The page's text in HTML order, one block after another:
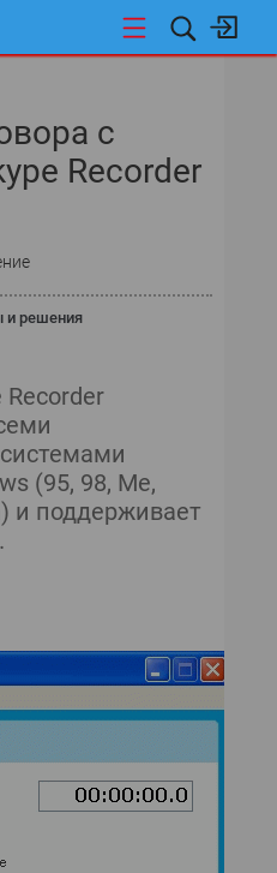
с
Recorder
и решения
(95, 98, Me,
и поддерживает